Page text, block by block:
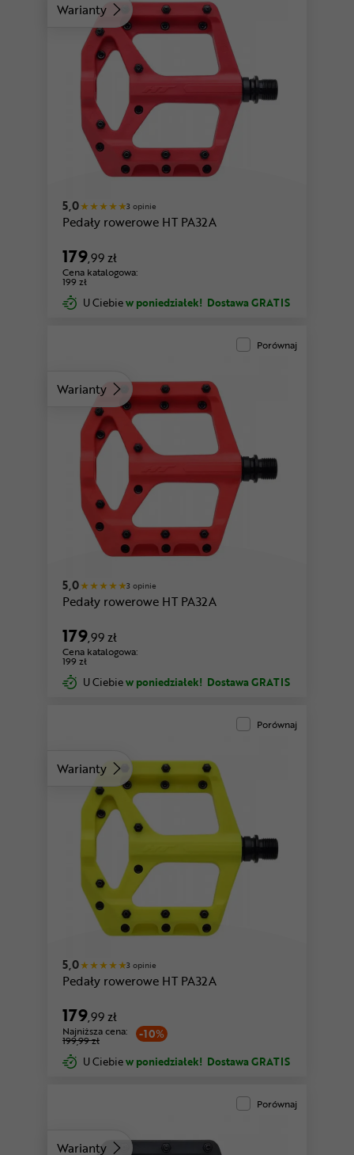
Warianty
czerwony
5,0 3 opinie
Pedały rowerowe HT PA32A
179,99 zł
Cena katalogowa:
199 zł
U Ciebiew poniedziałek! Dostawa GRATIS
Warianty
czerwony
Porównaj
5,0 3 opinie
Pedały rowerowe HT PA32A
179,99 zł
Cena katalogowa:
199 zł
U Ciebiew poniedziałek! Dostawa GRATIS
Warianty
czerwony
Porównaj
5,0 3 opinie
Pedały rowerowe HT PA32A
179,99 zł
-10%
Najniższa cena:
199,99 zł
U Ciebiew poniedziałek! Dostawa GRATIS
Warianty
Porównaj